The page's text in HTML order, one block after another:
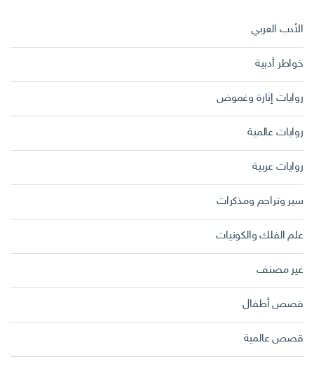
الأدب العربي
خواطر أدبية
روايات إثارة وغموض
روايات عالمية
روايات عربية
سير وتراجم ومذكرات
علم الفلك والكونيات
غير مصنف
قصص أطفال
قصص عالمية